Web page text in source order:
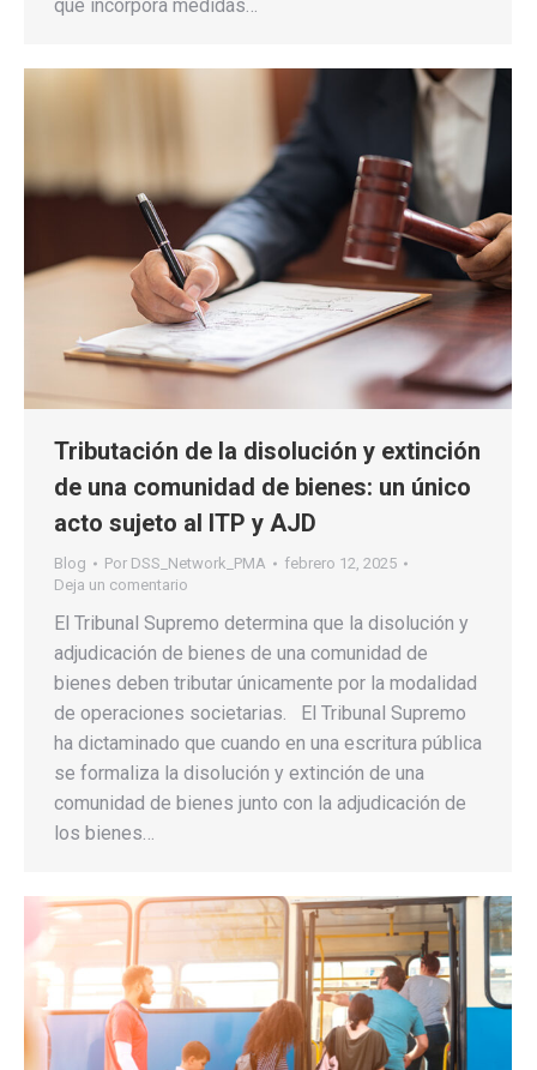
que incorpora medidas…
Tributación de la disolución y extinción
de una comunidad de bienes: un único
acto sujeto al ITP y AJD
Blog Por DSS_Network_PMA
febrero 12, 2025
Deja un comentario
El Tribunal Supremo determina que la disolución y
adjudicación de bienes de una comunidad de
bienes deben tributar únicamente por la modalidad
de operaciones societarias. El Tribunal Supremo
ha dictaminado que cuando en una escritura pública
se formaliza la disolución y extinción de una
comunidad de bienes junto con la adjudicación de
los bienes…